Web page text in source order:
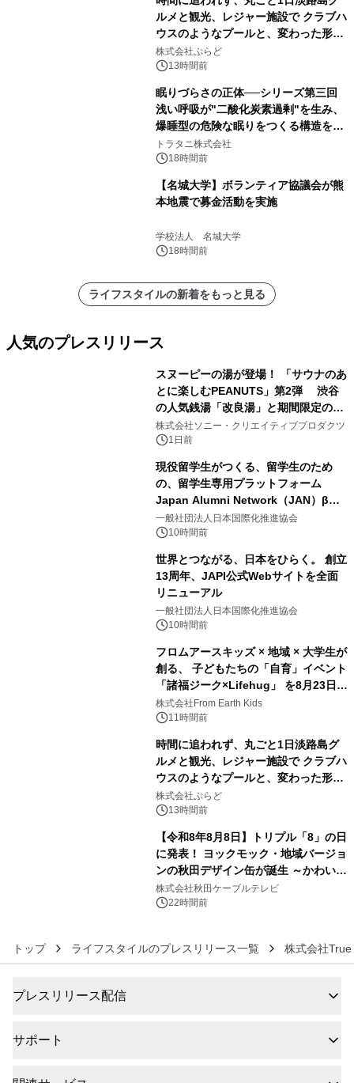
ルメと観光、レジャー施設で クラブハ
ウスのようなプールと、変わった形の
サウナも 「THE BOXY AWAJI」のお
得な素泊まり連泊プランで
株式会社ぷらど
13時間前
眠りづらさの正体──シリーズ第三回
浅い呼吸が"二酸化炭素過剰"を生み、
爆睡型の危険な眠りをつくる構造を解
説
トラタニ株式会社
18時間前
【名城大学】ボランティア協議会が熊
本地震で募金活動を実施
学校法人 名城大学
18時間前
ライフスタイルの新着をもっと見る
人気のプレスリリース
スヌーピーの湯が登場！ 「サウナのあ
とに楽しむPEANUTS」第2弾 渋谷
の人気銭湯「改良湯」と期間限定のコ
ラボレーション サウナイキタイコラ
ボグッズも発売決定！
株式会社ソニー・クリエイティブプロダクツ
1日前
現役留学生がつくる、留学生のため
の、留学生専用プラットフォーム
Japan Alumni Network（JAN）β版
をリリース
一般社団法人日本国際化推進協会
10時間前
世界とつながる、日本をひらく。 創立
13周年、JAPI公式Webサイトを全面
リニューアル
一般社団法人日本国際化推進協会
10時間前
フロムアースキッズ × 地域 × 大学生が
創る、 子どもたちの「自育」イベント
「諸福ジーク×Lifehug」 を8月23日
(日)開催
株式会社From Earth Kids
11時間前
時間に追われず、丸ごと1日淡路島グ
ルメと観光、レジャー施設で クラブハ
ウスのようなプールと、変わった形の
サウナも 「THE BOXY AWAJI」のお
得な素泊まり連泊プランで
株式会社ぷらど
13時間前
【令和8年8月8日】トリプル「8」の日
に発表！ ヨックモック・地域バージョ
ンの秋田デザイン缶が誕生 ～かわいい
秋田犬の子犬と秋田の四季と名所を巡
るパッケージ～ 9月1日(火)秋田県内で
株式会社秋田ケーブルテレビ
22時間前
トップ ライフスタイルのプレスリリース一覧 株式会社
プレスリリース配信
サポート